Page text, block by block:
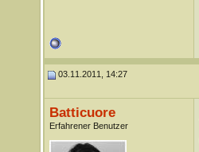
03.11.2011, 14:27
Batticuore
Erfahrener Benutzer